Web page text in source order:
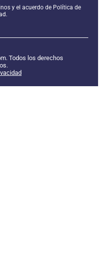
y el acuerdo de Política de
Todos los derechos